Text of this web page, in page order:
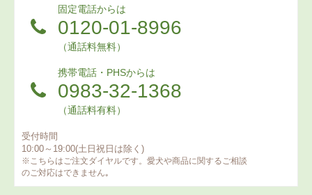
固定電話からは
0120-01-8996
（通話料無料）
携帯電話・PHSからは
0983-32-1368
（通話料有料）
受付時間
10:00～19:00(土日祝日は除く)
※こちらはご注文ダイヤルです。愛犬や商品に関するご相談
のご対応はできません｡